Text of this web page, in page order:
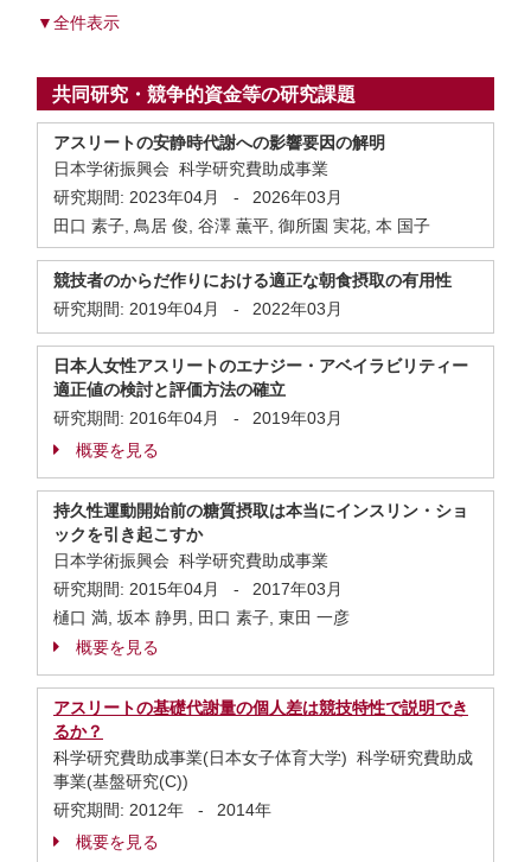
▼全件表示
共同研究・競争的資金等の研究課題
アスリートの安静時代謝への影響要因の解明
日本学術振興会 科学研究費助成事業
研究期間: 2023年04月 -
2026年03月
田口 素子, 鳥居 俊, 谷澤 薫平, 御所園 実花, 本 国子
競技者のからだ作りにおける適正な朝食摂取の有用性
研究期間: 2019年04月 - 2022年03月
日本人女性アスリートのエナジー・アベイラビリティー
適正値の検討と評価方法の確立
研究期間: 2016年04月 -
2019年03月
概要を見る
持久性運動開始前の糖質摂取は本当にインスリン・ショ
ックを引き起こすか
日本学術振興会 科学研究費助成事業
研究期間: 2015年04月 -
2017年03月
樋口 満, 坂本 静男, 田口 素子, 東田 一彦
概要を見る
アスリートの基礎代謝量の個人差は競技特性で説明でき
るか？
科学研究費助成事業(日本女子体育大学) 科学研究費助成
事業(基盤研究(C))
研究期間: 2012年 -
2014年
概要を見る